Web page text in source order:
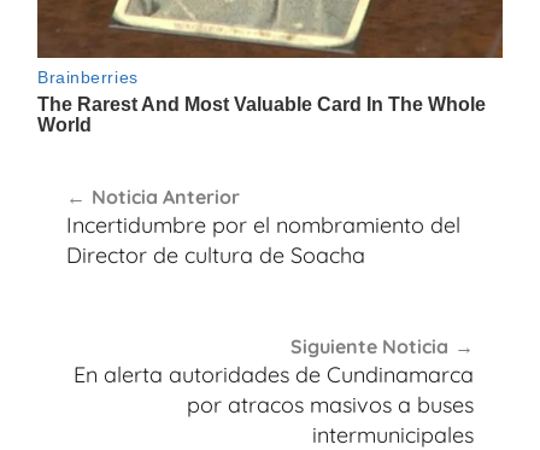
de
entradas
Noticia Anterior
Incertidumbre por el nombramiento del
Director de cultura de Soacha
Siguiente Noticia
En alerta autoridades de Cundinamarca
por atracos masivos a buses
intermunicipales